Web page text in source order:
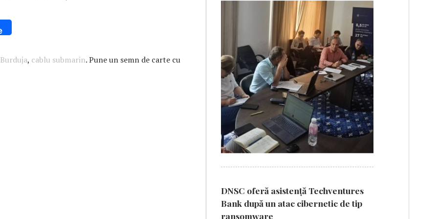
Burduja, cablu submarin. Pune un semn de carte cu
DNSC oferă asistență Techventures
Bank după un atac cibernetic de tip
ransomware